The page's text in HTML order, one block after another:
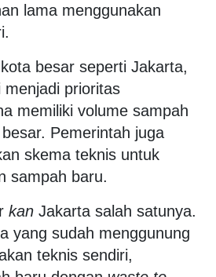
lama menggunakan
besar seperti Jakarta,
menjadi prioritas
memiliki volume sampah
Pemerintah juga
skema teknis untuk
sampah baru.
kan Jakarta salah satunya.
yang sudah menggunung
teknis sendiri,